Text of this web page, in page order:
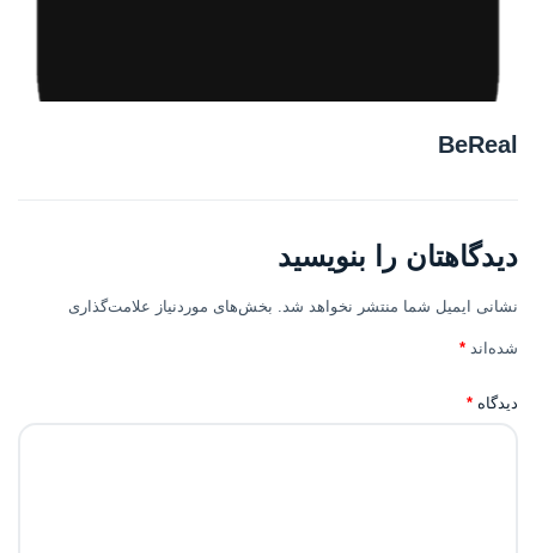
BeReal
دیدگاهتان را بنویسید
نشانی ایمیل شما منتشر نخواهد شد. بخش‌های موردنیاز علامت‌گذاری
شده‌اند *
دیدگاه *